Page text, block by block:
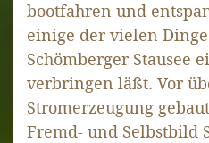
bootfahren und
einige der vielen
Schömberger Stausee
verbringen läßt. Vor
Stromerzeugung
Fremd- und Selbstbild